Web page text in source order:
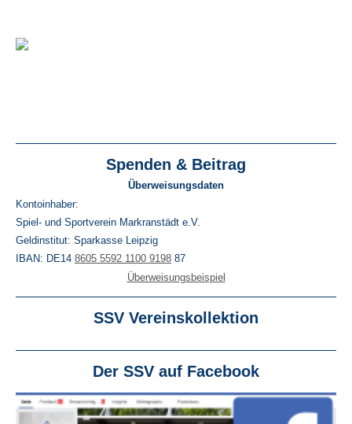
Spenden & Beitrag
Überweisungsdaten
Kontoinhaber:
Spiel- und Sportverein Markranstädt e.V.
Geldinstitut: Sparkasse Leipzig
IBAN: DE14 8605 5592 1100 9198 87
Überweisungsbeispiel
SSV Vereinskollektion
Der SSV auf Facebook